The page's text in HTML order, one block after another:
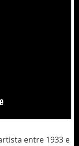
entre 1933 e